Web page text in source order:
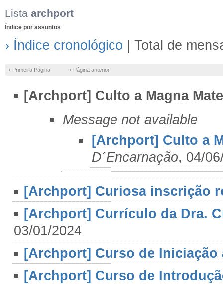
Lista archport
Índice por assuntos
› Índice cronológico | Total de
‹ Primeira Página ‹ Página anterior
[Archport] Culto a Magna
Message not available
[Archport] Culto a
D´Encarnação, 04/
[Archport] Curiosa inscrição
[Archport] Currículo da Dra.
03/01/2024
[Archport] Curso de Iniciação
[Archport] Curso de